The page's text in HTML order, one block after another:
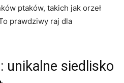
ptaków, takich jak orzeł
prawdziwy raj dla
unikalne siedlisko